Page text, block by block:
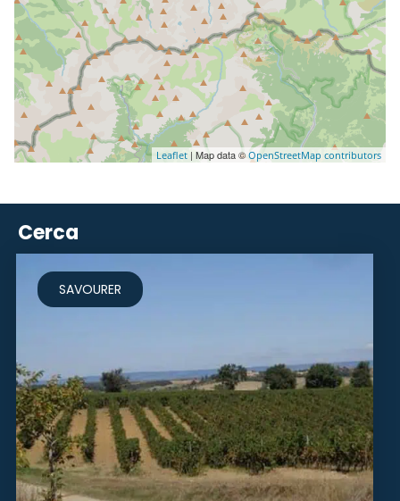
Leaflet | Map data ©OpenStreetMap contributors
Cerca
SAVOURER